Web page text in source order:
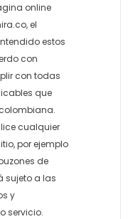
online
el
estos
con
con todas
que
cualquier
por ejemplo
de
sujeto a las
y
servicio.